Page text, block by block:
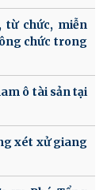
từ chức, miễn
chức trong
ô tài sản tại
xét xử giang